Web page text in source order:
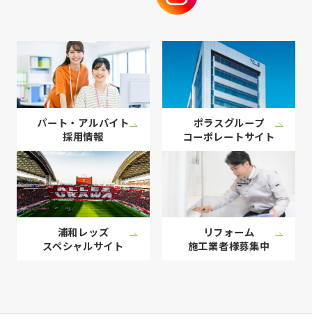
パート・アルバイト
採用情報
ポラスグループ
コーポレートサイト
浦和レッズ
スペシャルサイト
リフォーム
施工業者様募集中